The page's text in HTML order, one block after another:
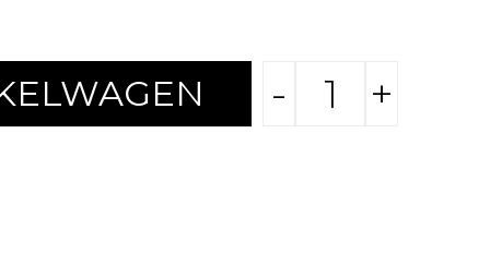
- +